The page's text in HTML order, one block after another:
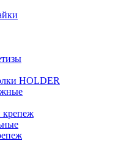
НОLDER
крепеж